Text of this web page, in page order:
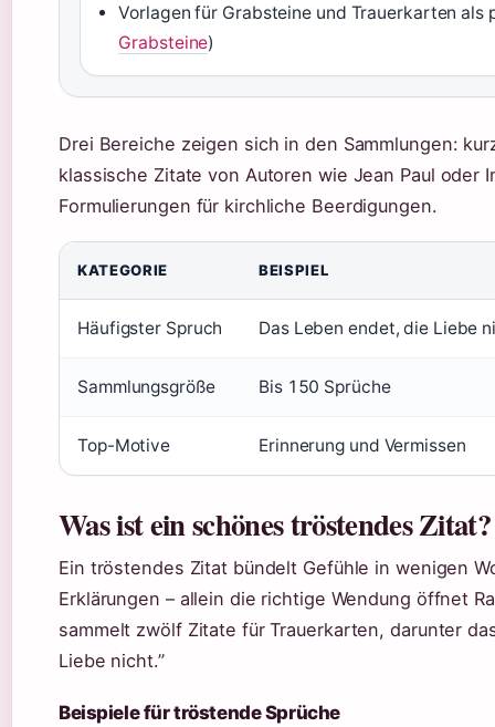
Vorlagen für Grabsteine und Trauerkarten als
Grabsteine)
Drei Bereiche zeigen sich in den Sammlungen:
klassische Zitate von Autoren wie Jean Paul oder
Formulierungen für kirchliche Beerdigungen.
KATEGORIE BEISPIEL
Häufigster Spruch Das Leben endet, die Liebe
Sammlungsgröße Bis 150 Sprüche
Top-Motive Erinnerung und Vermissen
Was ist ein schönes tröstendes Zitat?
Ein tröstendes Zitat bündelt Gefühle in wenigen
Erklärungen – allein die richtige Wendung öffnet
sammelt zwölf Zitate für Trauerkarten, darunter
Liebe nicht.”
Beispiele für tröstende Sprüche